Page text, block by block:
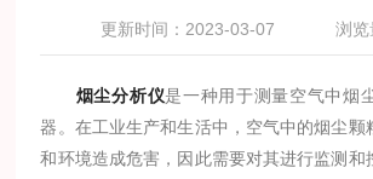
更新时间：2023-03-07 浏览
烟尘分析仪是一种用于测量空气中烟
器。在工业生产和生活中，空气中的烟尘颗
和环境造成危害，因此需要对其进行监测和